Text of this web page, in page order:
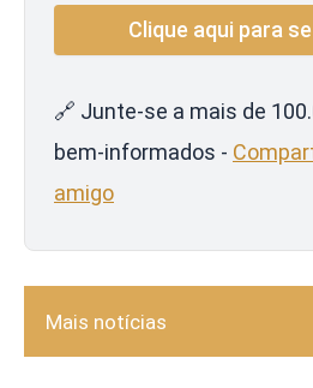
🔗 Junte-se a mais de
bem-informados -
amigo
Mais notícias